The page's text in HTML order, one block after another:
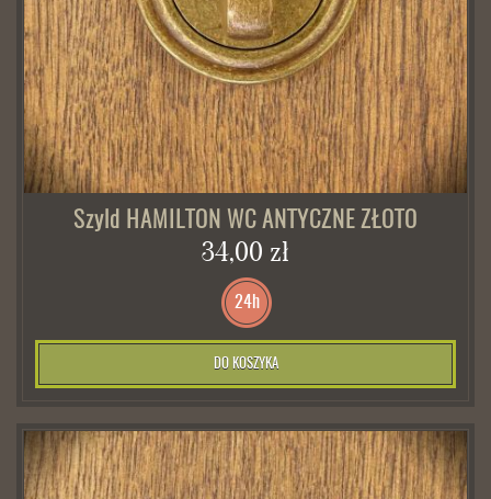
Szyld HAMILTON WC ANTYCZNE ZŁOTO
34,00 zł
24h
DO KOSZYKA